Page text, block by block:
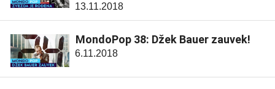
13.11.2018
MondoPop 38: Džek Bauer zauvek!
6.11.2018